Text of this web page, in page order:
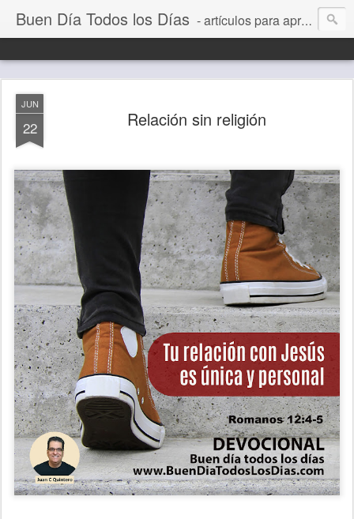
Buen Día Todos los Días - artículos para aprender a vivir mejor, un día a la vez. Por Juan C Quintero
JUN
22 Relación sin religión